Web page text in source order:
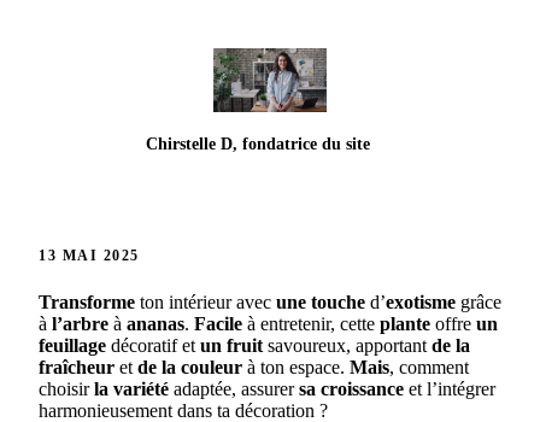
Chirstelle D, fondatrice du site
13 MAI 2025
Transforme ton intérieur avec une touche d’exotisme grâce
à l’arbre à ananas. Facile à entretenir, cette plante offre un
feuillage décoratif et un fruit savoureux, apportant de la
fraîcheur et de la couleur à ton espace. Mais, comment
choisirla variété adaptée, assurersa croissance et l’intégrer
harmonieusement dans ta décoration ?